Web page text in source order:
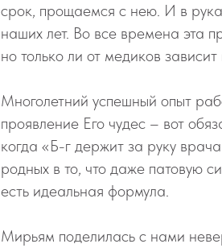
срок, прощаемся с нею. И в
наших лет. Во все времена эта
но только ли от медиков
Многолетний успешный опыт
проявление Его чудес – вот
когда «Б-г держит за руку
родных в то, что даже патовую
есть идеальная формула.
Мирьям поделилась с нами